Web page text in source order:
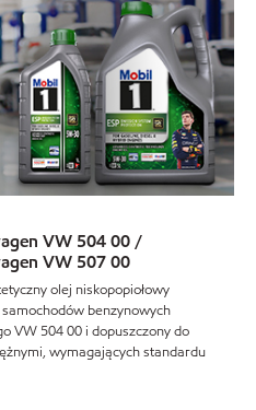
VW 504 00 /
VW 507 00
olej niskopopiołowy
benzynowych
VW 504 00 i dopuszczony do
wymagających standardu